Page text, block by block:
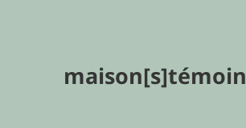
maison[s]témoin